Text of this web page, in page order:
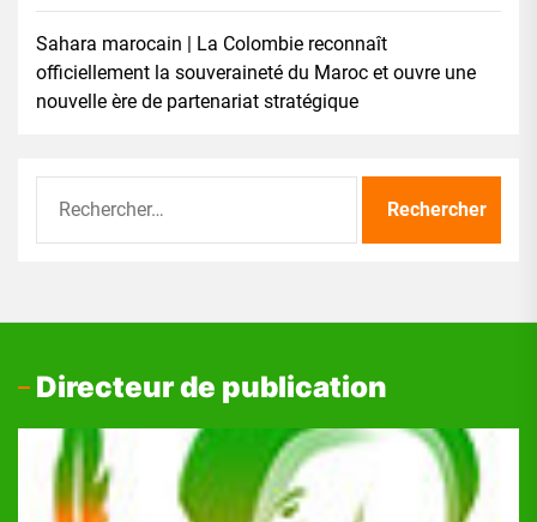
Sahara marocain | La Colombie reconnaît
officiellement la souveraineté du Maroc et ouvre une
nouvelle ère de partenariat stratégique
Directeur de publication